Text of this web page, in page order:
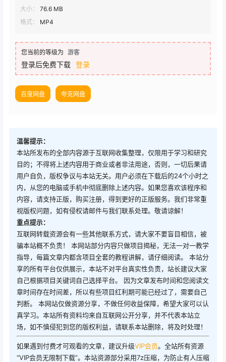
大小：
76.6 MB
格式：
MP4
您当前的等级为 游客
登录后免费下载 登录
百度网盘 夸克网盘
温馨提示：
本站所发布的全部内容源于互联网收集整理，仅限用于学习和研究
目的；不得将上述内容用于商业或者非法用途，否则，一切后果请
用户自负，版权争议与本站无关。用户必须在下载后的24个小时之
内，从您的电脑或手机中彻底删除上述内容。如果您喜欢该程序和
内容，请支持正版，购买注册，得到更好的正版服务。我们非常重
视版权问题，如有侵权请邮件与我们联系处理。敬请谅解！
重点提示：
互联网转载资源会有一些其他联系方式，请大家不要盲目相信，被
骗本站概不负责！ 本网站部分内容只做项目揭秘，无法一对一教学
指导，每篇文章内都含项目全套的教程讲解，请仔细阅读。 本站分
享的所有平台仅供展示，本站不对平台真实性负责，站长建议大家
自己根据项目关键词自己选择平台。 因为文章发布时间和您阅读文
章时间存在时间差，所以有些项目红利期可能已经过了，需要自己
判断。 本网站仅做资源分享，不做任何收益保障，希望大家可以认
真学习。本站所有资料均来自互联网公开分享，并不代表本站立
场，如不慎侵犯到您的版权利益，请联系本站删除，将及时处理！
如果遇到付费才可观看的文章，建议升级VIP会员。全站所有资源
“VIP会员无限制下载”。本站资源部分采用7z压缩，为防止有人压缩